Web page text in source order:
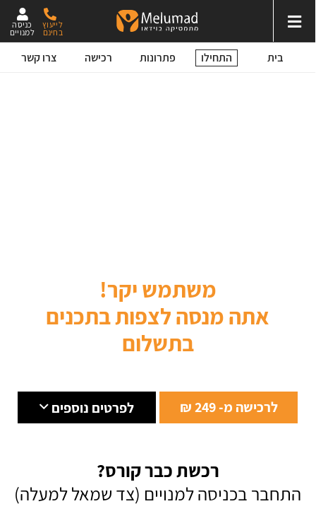
כניסה
למנויים
לייעוץ
בחינם
בית התחילו פתרונות רכישה צרו קשר
משתמש יקר!
אתה מנסה לצפות בתכנים
בתשלום
לרכישה מ- 249 ₪ לפרטים נוספים
רכשת כבר קורס?
התחבר בכניסה למנויים (צד שמאל למעלה)